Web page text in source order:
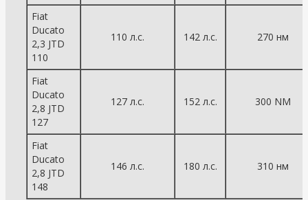
Fiat
Ducato
2,3 JTD
110
110 л.с. 142 л.с. 270 нм
Fiat
Ducato
2,8 JTD
127
127 л.с. 152 л.с. 300 NM
Fiat
Ducato
2,8 JTD
148
146 л.с. 180 л.с. 310 нм